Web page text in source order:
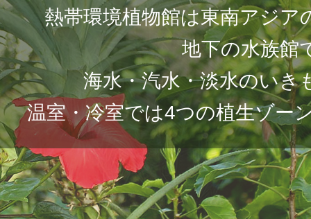
熱帯環境植物館は東南アジア
地下の⽔族館
海⽔・汽⽔・淡⽔のいき
温室・冷室では4つの植⽣ゾー